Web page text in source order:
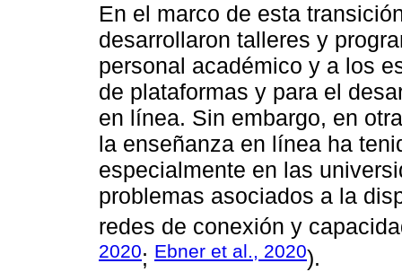
En el marco de esta
desarrollaron talleres y
personal académico y a los
de plataformas y para el
en línea. Sin embargo, en
la enseñanza en línea ha
especialmente en las
problemas asociados a la
redes de conexión y
2020; Ebner et al., 2020).